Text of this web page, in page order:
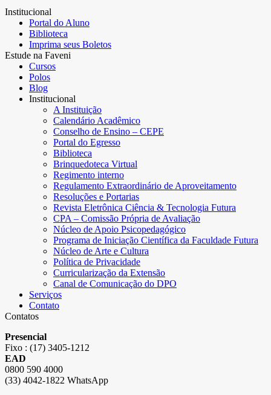
Institucional
Portal do Aluno
Biblioteca
Imprima seus Boletos
Estude na Faveni
Cursos
Polos
Blog
Institucional
A Instituição
Calendário Acadêmico
Conselho de Ensino – CEPE
Portal do Egresso
Biblioteca
Brinquedoteca Virtual
Regimento interno
Regulamento Extraordinário de Aproveitamento
Resoluções e Portarias
Revista Eletrônica Ciência & Tecnologia Futura
CPA – Comissão Própria de Avaliação
Núcleo de Apoio Psicopedagógico
Programa de Iniciação Científica da Faculdade Futura
Núcleo de Arte e Cultura
Política de Privacidade
Curricularização da Extensão
Canal de Comunicação do DPO
Serviços
Contato
Contatos
Presencial
Fixo : (17) 3405-1212
EAD
0800 590 4000
(33) 4042-1822 WhatsApp